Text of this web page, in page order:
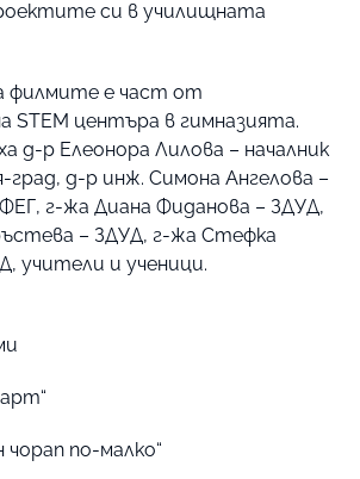
си в училищната
филмите е част от
STEM центъра в гимназията.
д-р Елеонора Лилова – началник
град, д-р инж. Симона Ангелова –
г-жа Диана Фиданова – ЗДУД,
– ЗДУД, г-жа Стефка
учители и ученици.
чорап по-малко“